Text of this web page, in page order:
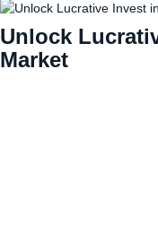
Unlock
Market